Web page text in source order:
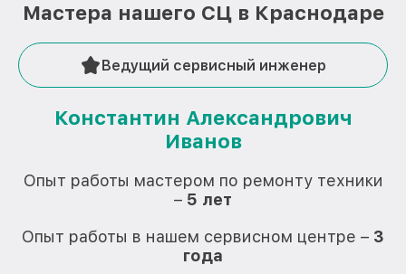
Мастера нашего СЦ в Краснодаре
Ведущий сервисный инженер
Константин Александрович
Иванов
Опыт работы мастером по ремонту техники
– 5 лет
Опыт работы в нашем сервисном центре – 3
года